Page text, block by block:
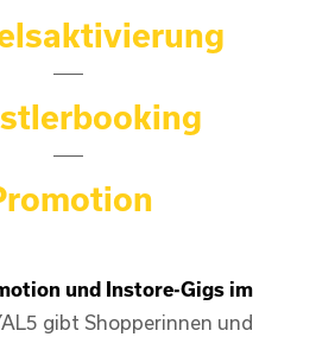
und Instore-Gigs im
gibt Shopperinnen und